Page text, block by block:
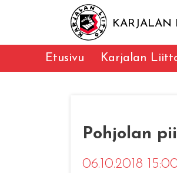
KARJALAN
Etusivu Karjalan
Pohjolan
06.10.2018